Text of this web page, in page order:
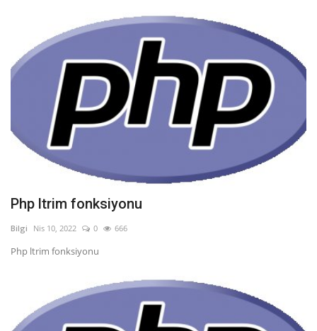
Php ltrim fonksiyonu
Bilgi Nis 10, 2022 0 666
Php ltrim fonksiyonu